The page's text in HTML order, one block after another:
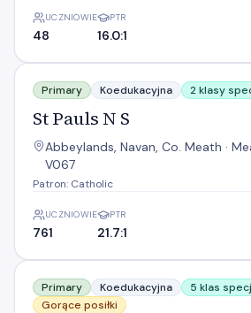
UCZNIOWIE
48
PTR
16.0:1
St Pauls N S
Primary Koedukacyjna 2 klasy
St Pauls N S
Abbeylands, Navan, Co. Meath ·
V067
Patron: Catholic
UCZNIOWIE
761
PTR
21.7:1
St Stephens Ns
Primary Koedukacyjna
5 klas
Gorące posiłki